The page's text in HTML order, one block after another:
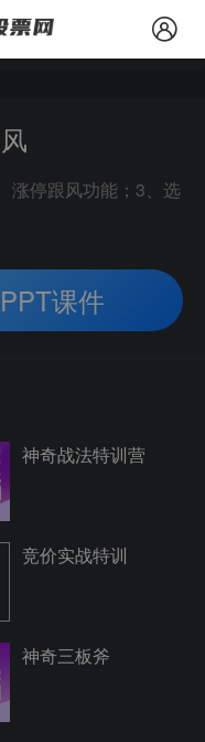
号：A1120619100001）整理
涨停跟风功能；3、选
课件
神奇战法特训营
竞价实战特训
神奇三板斧